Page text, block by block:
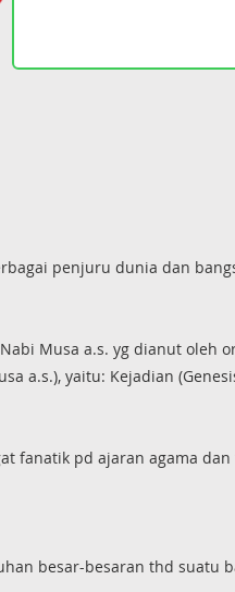
penjuru dunia dan
Musa a.s. yg dianut oleh
a.s.), yaitu: Kejadian
fanatik pd ajaran agama
besar-besaran thd suatu